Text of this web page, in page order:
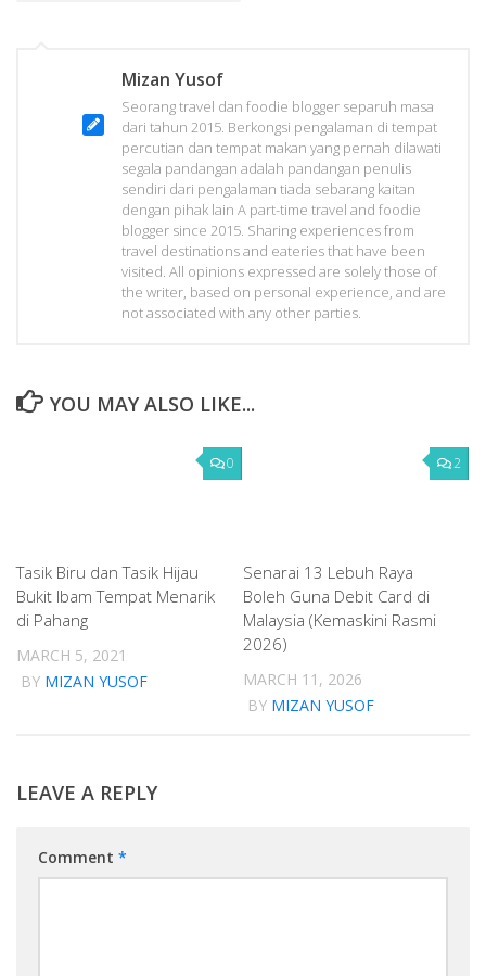
Mizan Yusof
Seorang travel dan foodie blogger separuh masa
dari tahun 2015. Berkongsi pengalaman di tempat
percutian dan tempat makan yang pernah dilawati
segala pandangan adalah pandangan penulis
sendiri dari pengalaman tiada sebarang kaitan
dengan pihak lain A part-time travel and foodie
blogger since 2015. Sharing experiences from
travel destinations and eateries that have been
visited. All opinions expressed are solely those of
the writer, based on personal experience, and are
not associated with any other parties.
YOU MAY ALSO LIKE...
0
Tasik Biru dan Tasik Hijau
Bukit Ibam Tempat Menarik
di Pahang
MARCH 5, 2021
BY MIZAN YUSOF
2
Senarai 13 Lebuh Raya
Boleh Guna Debit Card di
Malaysia (Kemaskini Rasmi
2026)
MARCH 11, 2026
BY MIZAN YUSOF
LEAVE A REPLY
Comment *